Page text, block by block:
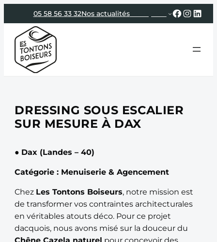
au
contenu
05 58 56 33 32Nos actualitésEntreprise
DRESSING SOUS ESCALIER
SUR MESURE À DAX
● Dax (Landes – 40)
Catégorie : Menuiserie & Agencement
Chez Les Tontons Boiseurs, notre mission est
de transformer vos contraintes architecturales
en véritables atouts déco. Pour ce projet
dacquois, nous avons misé sur la douceur du